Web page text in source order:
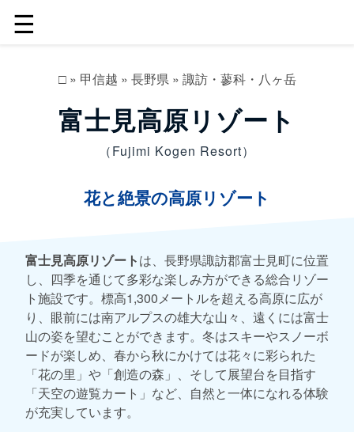
☰
□» 甲信越 » 長野県» 諏訪・蓼科・八ヶ岳
富士見高原リゾート
（Fujimi Kogen Resort）
花と絶景の高原リゾート
富士見高原リゾートは、長野県諏訪郡富士見町に位置
し、四季を通じて多彩な楽しみ方ができる総合リゾー
ト施設です。標高1,300メートルを超える高原に広が
り、眼前には南アルプスの雄大な山々、遠くには富士
山の姿を望むことができます。冬はスキーやスノーボ
ードが楽しめ、春から秋にかけては花々に彩られた
「花の里」や「創造の森」、そして展望台を目指す
「天空の遊覧カート」など、自然と一体になれる体験
が充実しています。